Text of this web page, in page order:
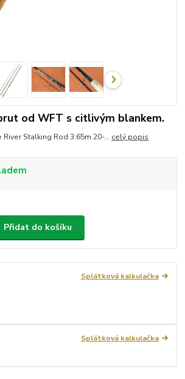
od WFT s citlivým blankem.
Stalking Rod 3.65m 20-... celý popis
Přidat do košíku
Splátková kalkulačka
Splátková kalkulačka